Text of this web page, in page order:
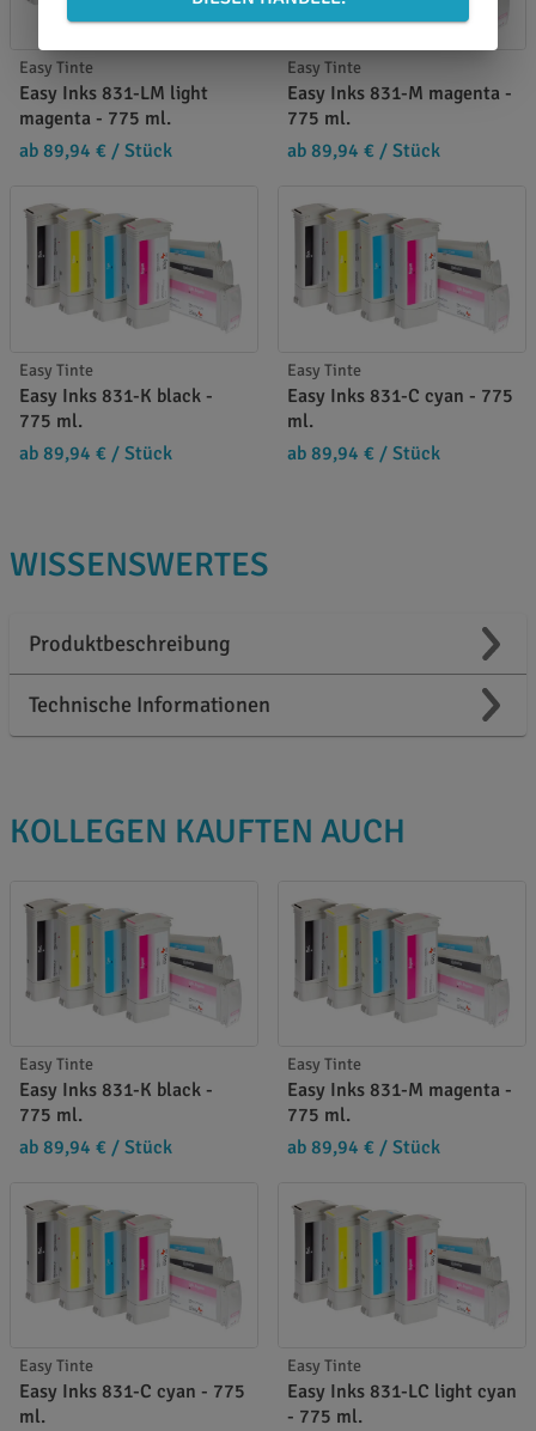
Easy Tinte
Easy Inks 831-LM light
magenta - 775 ml.
ab 89,94 € / Stück
Easy Tinte
Easy Inks 831-M magenta -
775 ml.
ab 89,94 € / Stück
Easy Tinte
Easy Inks 831-K black -
775 ml.
ab 89,94 € / Stück
Easy Tinte
Easy Inks 831-C cyan - 775
ml.
ab 89,94 € / Stück
WISSENSWERTES
Produktbeschreibung
Technische Informationen
KOLLEGEN KAUFTEN AUCH
Easy Tinte
Easy Inks 831-K black -
775 ml.
ab 89,94 € / Stück
Easy Tinte
Easy Inks 831-M magenta -
775 ml.
ab 89,94 € / Stück
Easy Tinte
Easy Inks 831-C cyan - 775
ml.
Easy Tinte
Easy Inks 831-LC light cyan
- 775 ml.